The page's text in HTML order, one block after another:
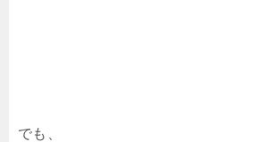
でも、